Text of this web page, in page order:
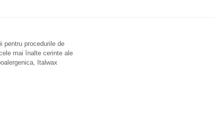
pentru procedurile de
mai înalte cerinte ale
Italwax